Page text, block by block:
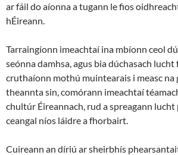
ar fáil do aíonna a tugann le fios
hÉireann.
Tarraingíonn imeachtaí ina mbíonn ceol
seónna damhsa, agus bia dúchasach
cruthaíonn mothú muintearais i measc na
theannta sin, comórann imeachtaí
chultúr Éireannach, rud a spreagann
ceangal níos láidre a fhorbairt.
Cuireann an díriú ar sheirbhís